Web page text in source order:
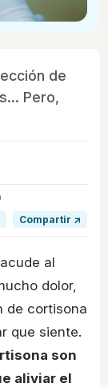
de
Pero,
Compartir ↗
al
dolor,
de cortisona
que siente.
son
aliviar el